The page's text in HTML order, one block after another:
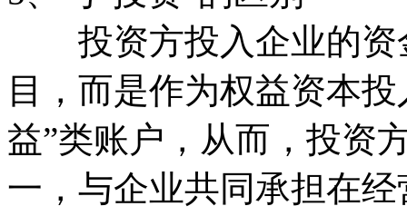
投资方投入企业的资
目，而是作为权益资本
益”类账户，从而，投资
一，与企业共同承担在